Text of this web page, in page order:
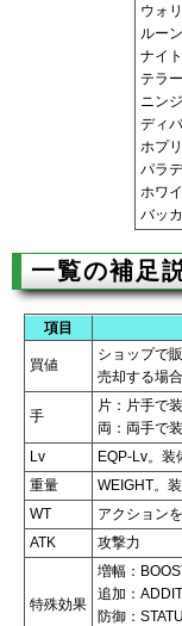
ウォ
ルー
ナイト
テラ
ニン
ディ
ホプ
パラ
ホワ
バッ
一覧の補足
項目
買値
ショップで
売却する場
手
片：片手で
両：両手で
Lv
EQP-Lv。装
重量
WEIGHT。
WT
アクション
ATK
攻撃力
特殊効果
増幅：
追加：
防御：